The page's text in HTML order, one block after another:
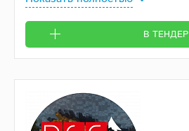
В ТЕНДЕР